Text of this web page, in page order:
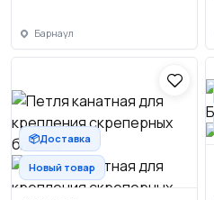
Барнаул
📦Доставка
Новый товар